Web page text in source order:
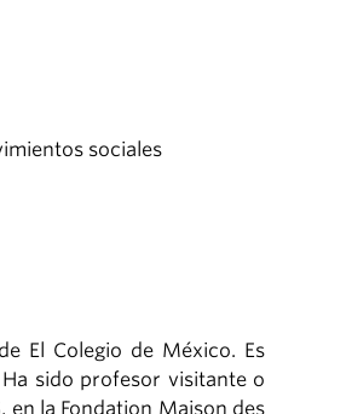
sociales
El Colegio de México. Es
Ha sido profesor visitante o
en la Fondation Maison des